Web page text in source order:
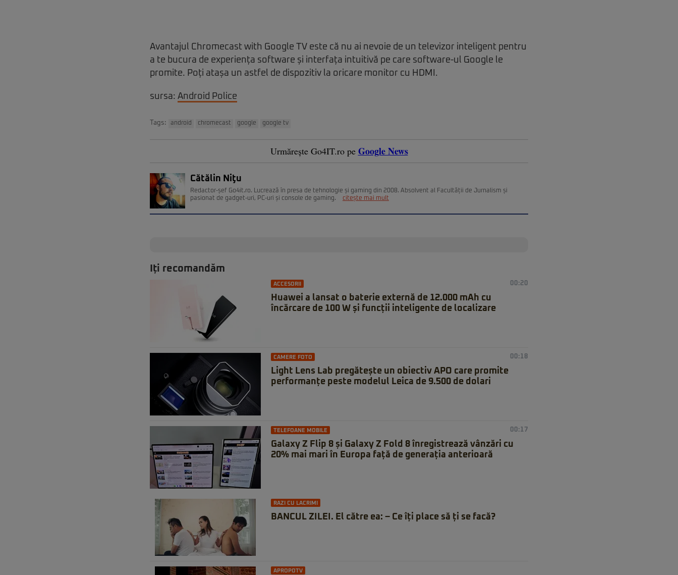
Avantajul Chromecast with Google TV este că nu ai nevoie de un televizor inteligent pentru
a te bucura de experiența software și interfața intuitivă pe care software-ul Google le
promite. Poți atașa un astfel de dispozitiv la oricare monitor cu HDMI.
sursa: Android Police
Tags: android chromecast google google tv
Urmărește Go4IT.ro pe Google News
Cătălin Niţu
Redactor-șef Go4it.ro. Lucrează în presa de tehnologie și gaming din 2008. Absolvent al Facultății de Jurnalism și
pasionat de gadget-uri, PC-uri și console de gaming.
citește mai mult
Iți recomandăm
ACCESORII 00:20
Huawei a lansat o baterie externă de 12.000 mAh cu
încărcare de 100 W și funcții inteligente de localizare
CAMERE FOTO 00:18
Light Lens Lab pregătește un obiectiv APO care promite
performanțe peste modelul Leica de 9.500 de dolari
TELEFOANE MOBILE 00:17
Galaxy Z Flip 8 și Galaxy Z Fold 8 înregistrează vânzări cu
20% mai mari în Europa față de generația anterioară
RAZI CU LACRIMI
BANCUL ZILEI. El către ea: – Ce îți place să ți se facă?
APROPOTV